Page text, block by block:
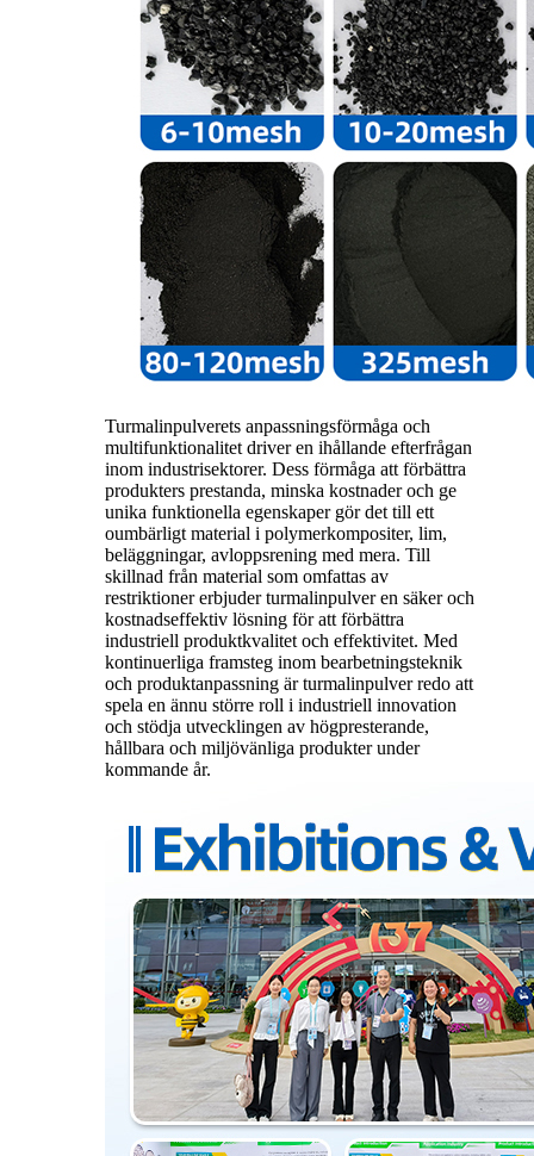
Turmalinpulverets anpassningsförmåga och
multifunktionalitet driver en ihållande efterfrågan
inom industrisektorer. Dess förmåga att förbättra
produkters prestanda, minska kostnader och ge
unika funktionella egenskaper gör det till ett
oumbärligt material i polymerkompositer, lim,
beläggningar, avloppsrening med mera. Till
skillnad från material som omfattas av
restriktioner erbjuder turmalinpulver en säker och
kostnadseffektiv lösning för att förbättra
industriell produktkvalitet och effektivitet. Med
kontinuerliga framsteg inom bearbetningsteknik
och produktanpassning är turmalinpulver redo att
spela en ännu större roll i industriell innovation
och stödja utvecklingen av högpresterande,
hållbara och miljövänliga produkter under
kommande år.